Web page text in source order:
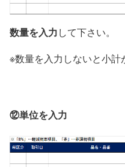
数量を入力して下さい。
※数量を入力しないと小計
⑫単位を入力